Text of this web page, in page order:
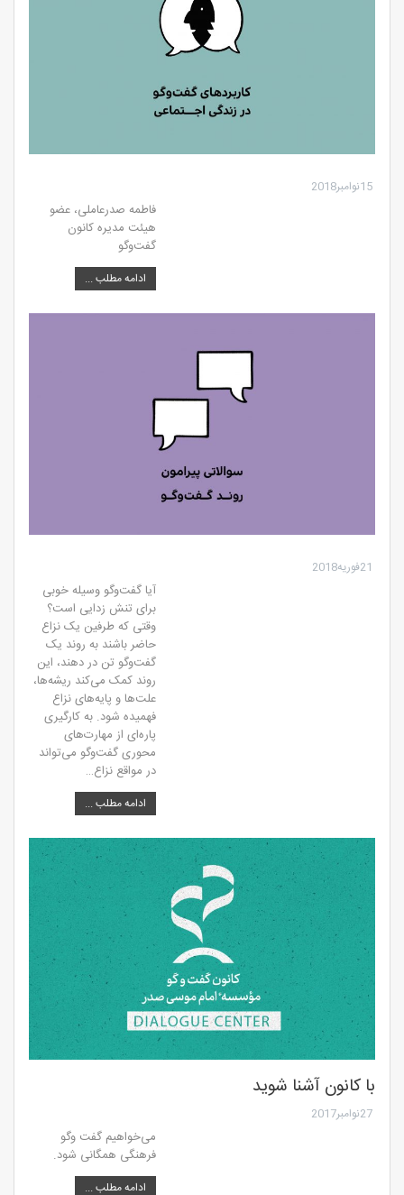
15نوامبر2018
فاطمه صدرعاملی، عضو
هیئت مدیره کانون‌
گفت‌وگو
ادامه مطلب ...
21فوریه2018
آیا گفت‌وگو وسیله خوبی
برای تنش زدایی است؟
وقتی كه طرفین یک نزاع
حاضر باشند به روند یک
گفت‌وگو تن در دهند، این
روند كمک می‌كند ریشه‌ها،
علت‌ها و پایه‌های نزاع
فهمیده شود. به کارگیری
پاره‌ای از مهارت‌های
محوری گفت‌وگو می‌تواند
در مواقع نزاع…
ادامه مطلب ...
با کانون آشنا شوید
27نوامبر2017
می‌خواهیم گفت وگو
فرهنگی همگانی شود.
ادامه مطلب ...